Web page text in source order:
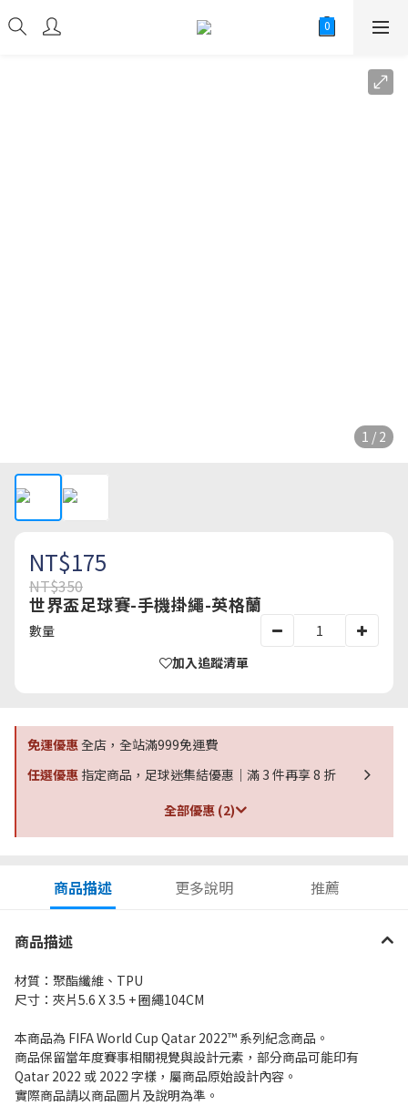
1 / 2
NT$175
NT$350
世界盃足球賽-手機掛繩-英格蘭
數量
加入追蹤清單
免運優惠全店，全站滿999免運費
任選優惠 指定商品，足球迷集結優惠｜滿 3 件再享 8 折
全部優惠 (2)
商品描述 更多說明 推薦
商品描述
材質：聚酯纖維、TPU
尺寸：夾片5.6 X 3.5 + 圈繩104CM
本商品為 FIFA World Cup Qatar 2022™ 系列紀念商品。
商品保留當年度賽事相關視覺與設計元素，部分商品可能印有
Qatar 2022 或 2022 字樣，屬商品原始設計內容。
實際商品請以商品圖片及說明為準。